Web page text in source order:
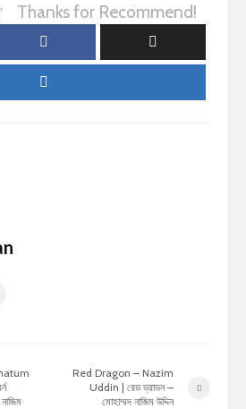
Thanks for Recommend!
Red Dragon – Nazim
Uddin | রেড ড্রাডন –
মোহাম্মদ নাজিম উদ্দিন